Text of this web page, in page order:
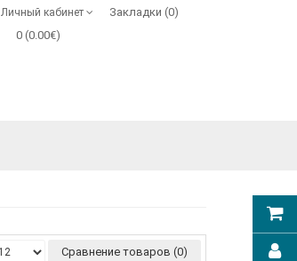
Личный кабинет Закладки (0)
0 (0.00€)
Сравнение товаров (0)